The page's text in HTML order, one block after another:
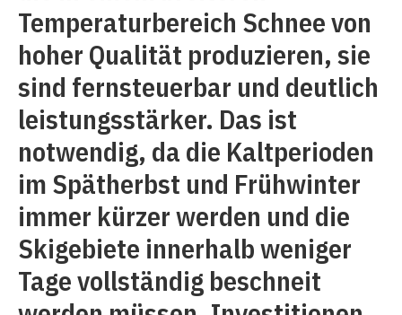
Temperaturbereich Schnee von
hoher Qualität produzieren, sie
sind fernsteuerbar und deutlich
leistungsstärker. Das ist
notwendig, da die Kaltperioden
im Spätherbst und Frühwinter
immer kürzer werden und die
Skigebiete innerhalb weniger
Tage vollständig beschneit